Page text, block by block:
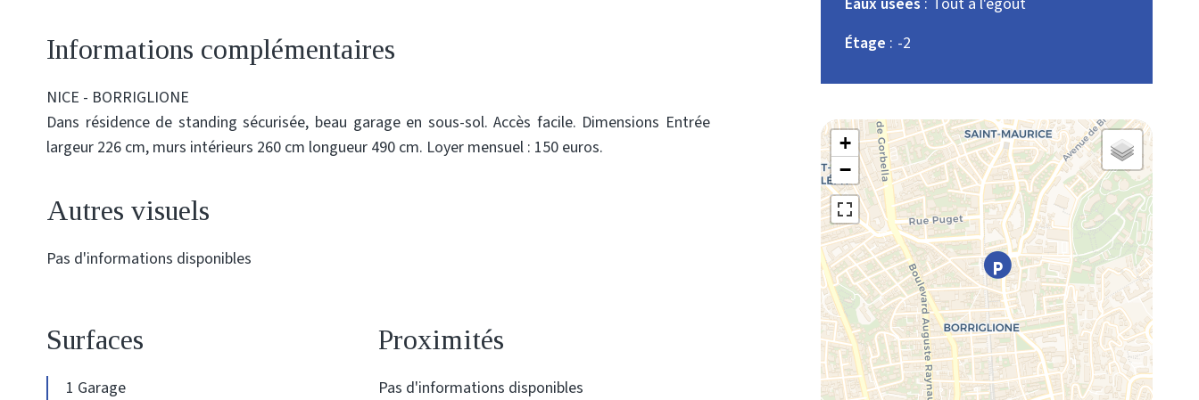
Informations complémentaires
NICE - BORRIGLIONE
Dans résidence de standing sécurisée, beau garage en sous-sol. Accès facile. Dimensions Entrée
largeur 226 cm, murs intérieurs 260 cm longueur 490 cm. Loyer mensuel : 150 euros.
Autres visuels
Pas d'informations disponibles
Surfaces
1 Garage
Proximités
Pas d'informations disponibles
Étage -2
+
−